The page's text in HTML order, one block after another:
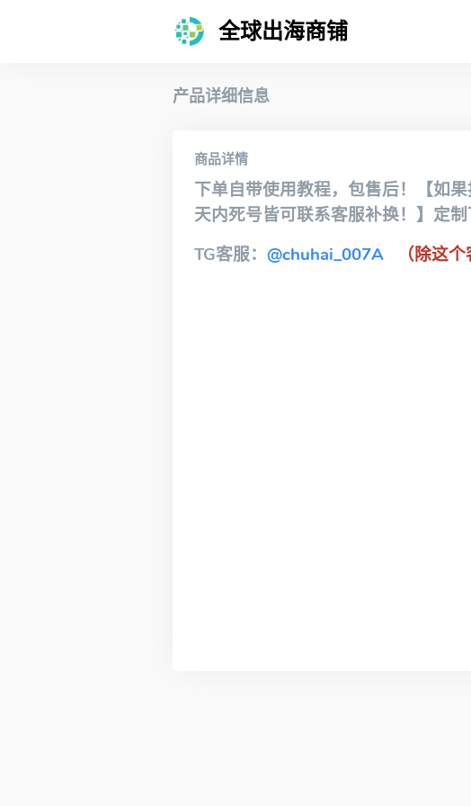
全球出海商铺
产品详细信息
商品详情
下单自带使用教程，包售后！【如
天内死号皆可联系客服补换！】定
TG客服： @chuhai_007A （除这